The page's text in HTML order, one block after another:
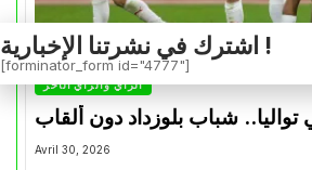
الرأي والرأي الأخر
تواليا.. شباب بلوزداد دون ألقاب
Avril 30, 2026
اشترك في نشرتنا الإخبارية !
[forminator_form id="4777"]